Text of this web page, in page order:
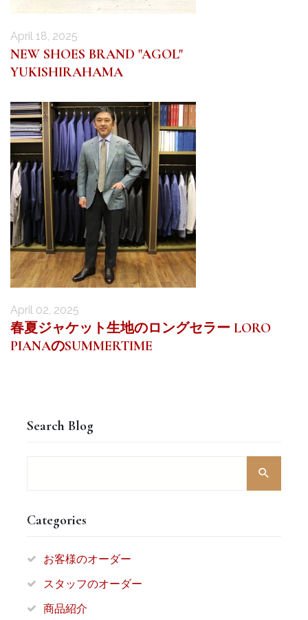
April 18, 2025
NEW SHOES BRAND "AGOL"
YUKISHIRAHAMA
April 02, 2025
春夏ジャケット生地のロングセラー LORO
PIANAのSUMMERTIME
Search Blog
Categories
お客様のオーダー
スタッフのオーダー
商品紹介